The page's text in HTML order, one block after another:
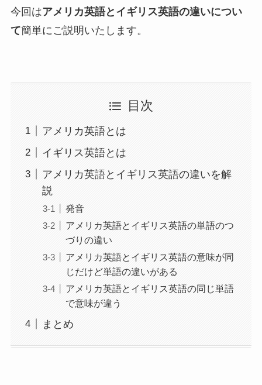
今回はアメリカ英語とイギリス英語の違いについ
て簡単にご説明いたします。
目次
アメリカ英語とは
イギリス英語とは
アメリカ英語とイギリス英語の違いを解
説
発音
アメリカ英語とイギリス英語の単語のつ
づりの違い
アメリカ英語とイギリス英語の意味が同
じだけど単語の違いがある
アメリカ英語とイギリス英語の同じ単語
で意味が違う
まとめ